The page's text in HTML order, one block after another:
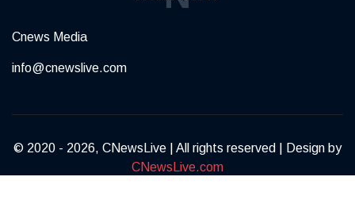
Cnews Media
info@cnewslive.com
© 2020 - 2026, CNewsLive | All rights reserved | Design by
CNewsLive.com